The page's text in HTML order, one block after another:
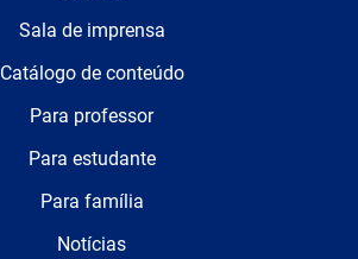
Sala de imprensa
Catálogo de conteúdo
Para professor
Para estudante
Para família
Notícias